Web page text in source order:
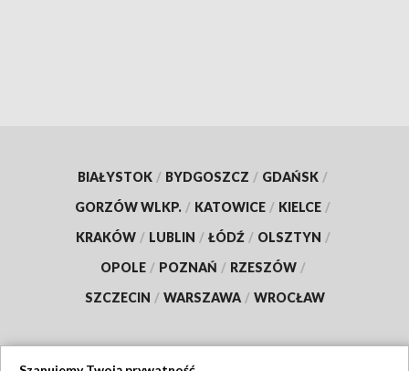
BIAŁYSTOK / BYDGOSZCZ / GDAŃSK /
GORZÓW WLKP. / KATOWICE / KIELCE /
KRAKÓW / LUBLIN / ŁÓDŹ / OLSZTYN /
OPOLE / POZNAŃ / RZESZÓW /
SZCZECIN / WARSZAWA / WROCŁAW